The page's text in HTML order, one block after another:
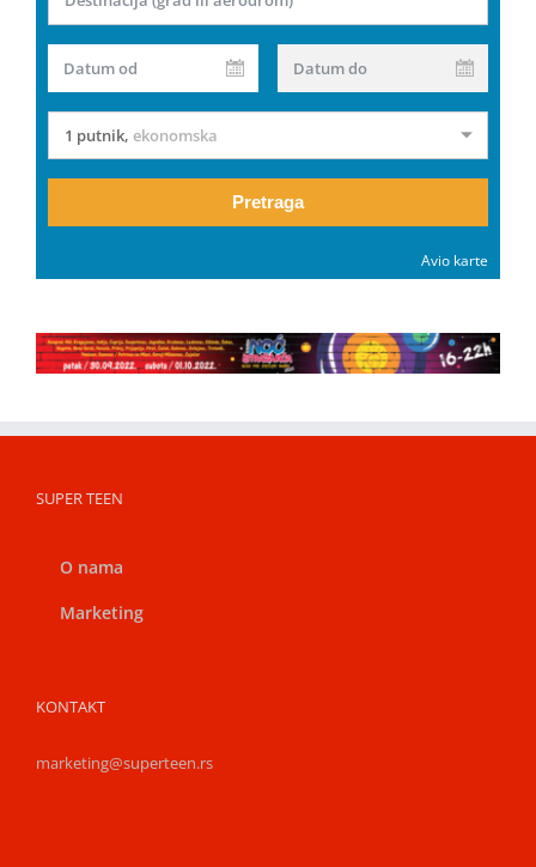
Datum od Datum do
1 putnik, ekonomska
Pretraga
Avio karte
SUPER TEEN
O nama
Marketing
KONTAKT
marketing@superteen.rs